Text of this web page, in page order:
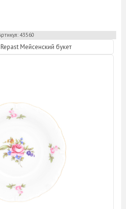
блюда
для сервировки
чая
/ коньяка
креманки
для воды / сока
43560